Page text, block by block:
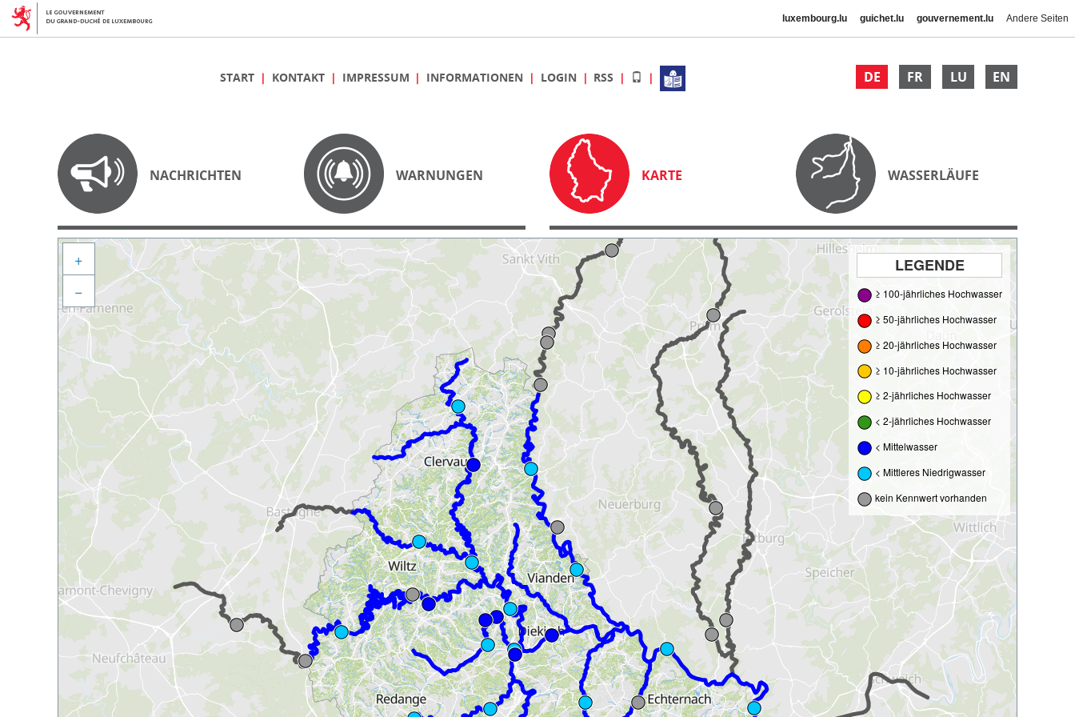
luxembourg.lu guichet.lu gouvernement.lu Andere Seiten
DE FR LU EN
START KONTAKT IMPRESSUM INFORMATIONEN LOGIN RSS
NACHRICHTEN WARNUNGEN KARTE WASSERLÄUFE
LEGENDE
≥ 100-jährliches Hochwasser
≥ 50-jährliches Hochwasser
≥ 20-jährliches Hochwasser
≥ 10-jährliches Hochwasser
≥ 2-jährliches Hochwasser
< 2-jährliches Hochwasser
< Mittelwasser
< Mittleres Niedrigwasser
kein Kennwert vorhanden
+
−